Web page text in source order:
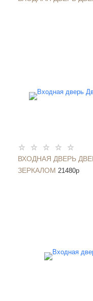
ВХОДНАЯ ДВЕРЬ
ЗЕРКАЛОМ 21480p